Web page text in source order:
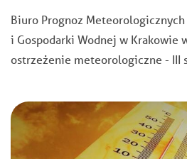
Biuro Prognoz
i Gospodarki Wodnej w Krakowie
ostrzeżenie meteorologiczne - III